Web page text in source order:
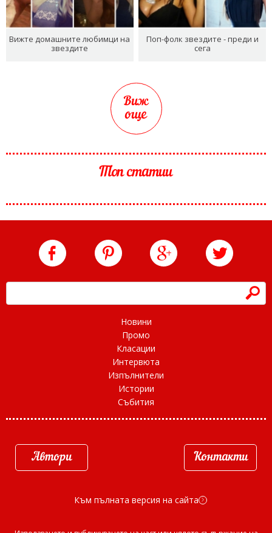
Вижте домашните любимци на
звездите
Поп-фолк звездите - преди и
сега
Виж
още
Топ статии
h
Новини
Промо
Класации
Интервюта
Изпълнители
Истории
Събития
Автори Контакти
Към пълната версия на сайта d